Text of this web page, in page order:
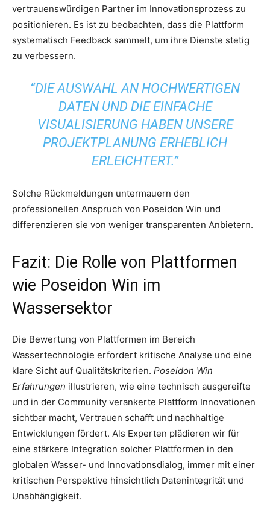
vertrauenswürdigen Partner im Innovationsprozess zu
positionieren. Es ist zu beobachten, dass die Plattform
systematisch Feedback sammelt, um ihre Dienste stetig
zu verbessern.
“DIE AUSWAHL AN HOCHWERTIGEN
DATEN UND DIE EINFACHE
VISUALISIERUNG HABEN UNSERE
PROJEKTPLANUNG ERHEBLICH
ERLEICHTERT.”
Solche Rückmeldungen untermauern den
professionellen Anspruch von Poseidon Win und
differenzieren sie von weniger transparenten Anbietern.
Fazit: Die Rolle von Plattformen
wie Poseidon Win im
Wassersektor
Die Bewertung von Plattformen im Bereich
Wassertechnologie erfordert kritische Analyse und eine
klare Sicht auf Qualitätskriterien. Poseidon Win
Erfahrungen illustrieren, wie eine technisch ausgereifte
und in der Community verankerte Plattform Innovationen
sichtbar macht, Vertrauen schafft und nachhaltige
Entwicklungen fördert. Als Experten plädieren wir für
eine stärkere Integration solcher Plattformen in den
globalen Wasser- und Innovationsdialog, immer mit einer
kritischen Perspektive hinsichtlich Datenintegrität und
Unabhängigkeit.